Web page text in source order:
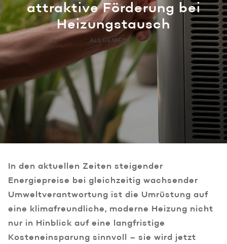
attraktive Förderung bei
Heizungstausch
ALLGEMEIN
In den aktuellen Zeiten steigender
Energiepreise bei gleichzeitig wachsender
Umweltverantwortung ist die Umrüstung auf
eine klimafreundliche, moderne Heizung nicht
nur in Hinblick auf eine langfristige
Kosteneinsparung sinnvoll – sie wird jetzt